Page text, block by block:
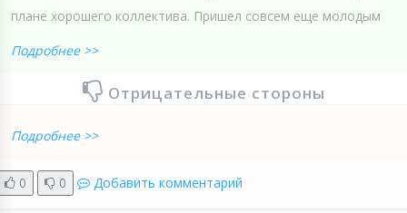
плане хорошего коллектива. Пришел совсем еще молодым
Подробнее >>
Отрицательные стороны
Подробнее >>
0 0 Добавить комментарий